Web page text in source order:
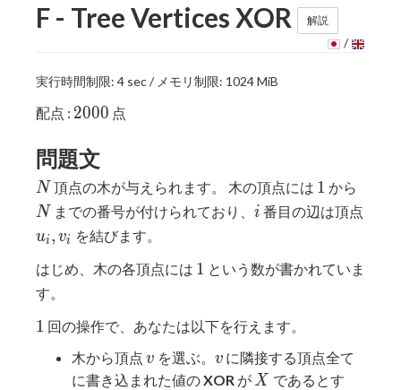
F - Tree Vertices XOR 解説
/
実行時間制限: 4 sec / メモリ制限: 1024 MiB
配点 : 2000
2000 点
問題文
N
N 頂点の木が与えられます。 木の頂点には 1
1 から
N までの番号が付けられており、i
i 番目の辺は頂点
u_i,
ui , vi
を結びます。
はじめ、木の各頂点には 1
1 という数が書かれていま
す。
1
1 回の操作で、あなたは以下を行えます。
木から頂点 v
v を選ぶ。 v
v に隣接する頂点全て
に書き込まれた値のXOR が X
X であるとす